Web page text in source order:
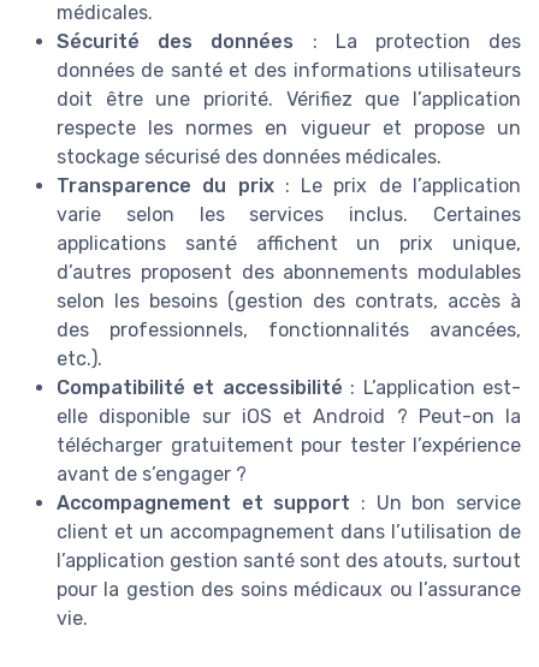
médicales.
Sécurité des données : La protection des
données de santé et des informations utilisateurs
doit être une priorité. Vérifiez que l’application
respecte les normes en vigueur et propose un
stockage sécurisé des données médicales.
Transparence du prix: Le prix de l’application
varie selon les services inclus. Certaines
applications santé affichent un prix unique,
d’autres proposent des abonnements modulables
selon les besoins (gestion des contrats, accès à
des professionnels, fonctionnalités avancées,
etc.).
Compatibilité et accessibilité : L’application est-
elle disponible sur iOS et Android ? Peut-on la
télécharger gratuitement pour tester l’expérience
avant de s’engager ?
Accompagnement et support : Un bon service
client et un accompagnement dans l’utilisation de
l’application gestion santé sont des atouts, surtout
pour la gestion des soins médicaux ou l’assurance
vie.